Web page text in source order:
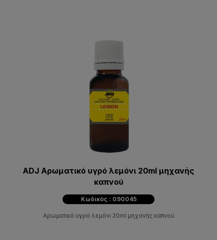
ADJ Αρωματικό υγρό λεμόνι 20ml μηχανής
καπνού
Κωδικός : 090045
Αρωματικό υγρό λεμόνι 20ml μηχανής καπνού